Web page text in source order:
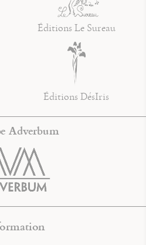
Éditions Le Sureau
Éditions DésIris
Adverbum